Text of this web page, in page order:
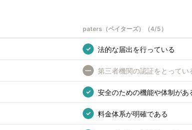
paters（ペイターズ） （4/5 ）
✓ 法的な届出を行っている
— 第三者機関の認証をとってい
✓ 安全のための機能や体制があ
✓ 料金体系が明確である